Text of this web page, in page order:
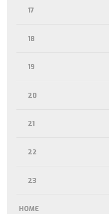
17
18
19
20
21
22
23
HOME